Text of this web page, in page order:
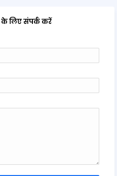
लिए संपर्क करें